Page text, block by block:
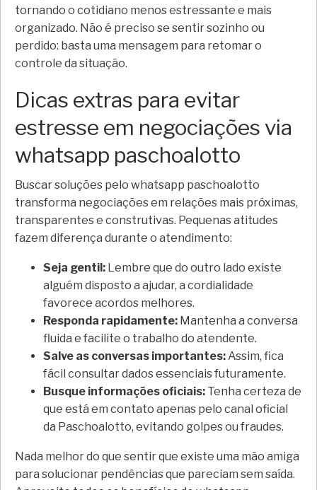
tornando o cotidiano menos estressante e mais
organizado. Não é preciso se sentir sozinho ou
perdido: basta uma mensagem para retomar o
controle da situação.
Dicas extras para evitar
estresse em negociações via
whatsapp paschoalotto
Buscar soluções pelo whatsapp paschoalotto
transforma negociações em relações mais próximas,
transparentes e construtivas. Pequenas atitudes
fazem diferença durante o atendimento:
Seja gentil: Lembre que do outro lado existe
alguém disposto a ajudar, a cordialidade
favorece acordos melhores.
Responda rapidamente: Mantenha a conversa
fluida e facilite o trabalho do atendente.
Salve as conversas importantes: Assim, fica
fácil consultar dados essenciais futuramente.
Busque informações oficiais: Tenha certeza de
que está em contato apenas pelo canal oficial
da Paschoalotto, evitando golpes ou fraudes.
Nada melhor do que sentir que existe uma mão amiga
para solucionar pendências que pareciam sem saída.